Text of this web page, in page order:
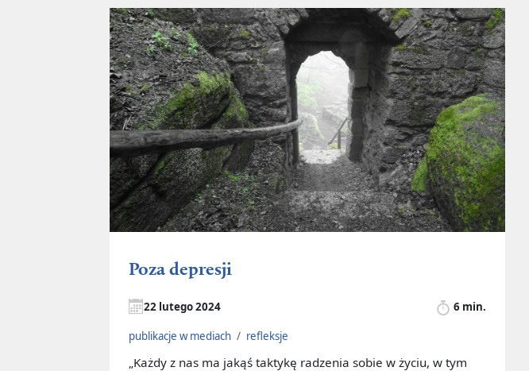
Poza depresji
22 lutego 2024 6 min.
publikacje w mediach / refleksje
„Każdy z nas ma jakąś taktykę radzenia sobie w życiu, w tym